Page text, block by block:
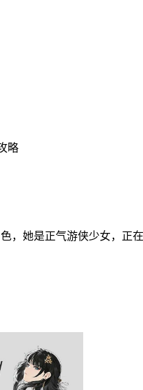
略
，她是正气游侠少女，